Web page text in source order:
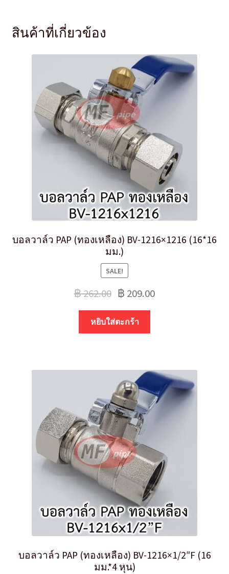
สินค้าที่เกี่ยวข้อง
บอลวาล์ว PAP (ทองเหลือง) BV-1216×1216 (16*16
มม.)
SALE!
฿262.00 ฿ 209.00
หยิบใส่ตะกร้า
บอลวาล์ว PAP (ทองเหลือง) BV-1216×1/2″F (16
มม.*4 หุน)